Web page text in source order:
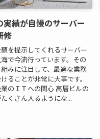
績が自慢のサーバー
修
を提示してくれるサーバー
で今流行っています。その
みに注目して、最適な業務
ることが非常に大事です。
のＩＴへの関心 高層ビルの
くさん入るようにな...